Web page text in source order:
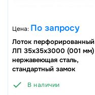
Цена: По запросу
Лоток перфорированный
ЛП 35х35х3000 (001 мм)
нержавеющая сталь,
стандартный замок
В наличии